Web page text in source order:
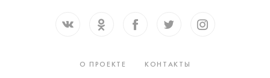
О ПРОЕКТЕ
КОНТАКТЫ